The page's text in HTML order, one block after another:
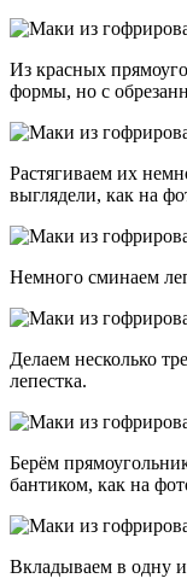
Из красных
формы, но с
Растягиваем их
выглядели, как на
Немного сминаем
Делаем несколько
лепестка.
Берём
бантиком, как на
Вкладываем в одну